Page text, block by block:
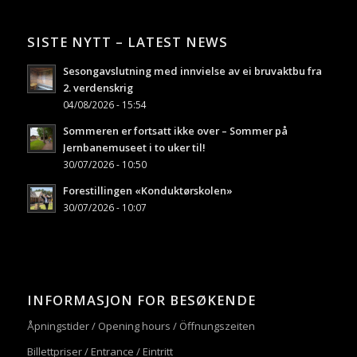
SISTE NYTT – LATEST NEWS
Sesongavslutning med innvielse av ei bruvaktbu fra
2. verdenskrig
04/08/2026 - 15:54
Sommeren er fortsatt ikke over – Sommer på
Jernbanemuseet i to uker til!
30/07/2026 - 10:50
Forestillingen «Konduktørskolen»
30/07/2026 - 10:07
INFORMASJON FOR BESØKENDE
Åpningstider / Opening hours / Öffnungszeiten
Billettpriser / Entrance / Eintritt